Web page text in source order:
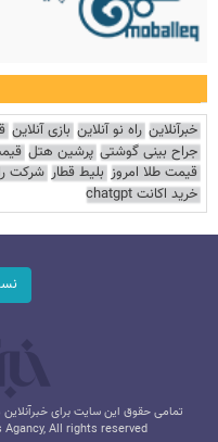
خبرآنلاین راه نو آنلاین بازی آنلاین
جراح بینی گوشتی پرشین هتل
قیمت طلا امروز بلیط قطار شرکت
خرید اکانت chatgpt
تمامی حقوق این سایت برای
All rights reserved